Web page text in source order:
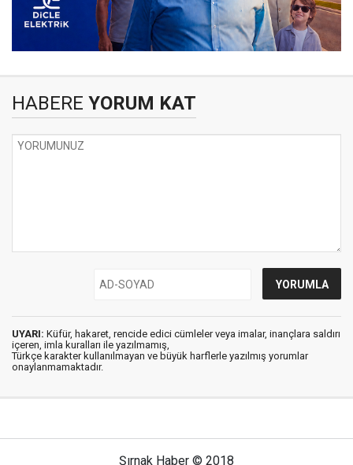
HABERE YORUM KAT
UYARI: Küfür, hakaret, rencide edici cümleler veya imalar, inançlara saldırı
içeren, imla kuralları ile yazılmamış,
Türkçe karakter kullanılmayan ve büyük harflerle yazılmış yorumlar
onaylanmamaktadır.
Şırnak Haber © 2018